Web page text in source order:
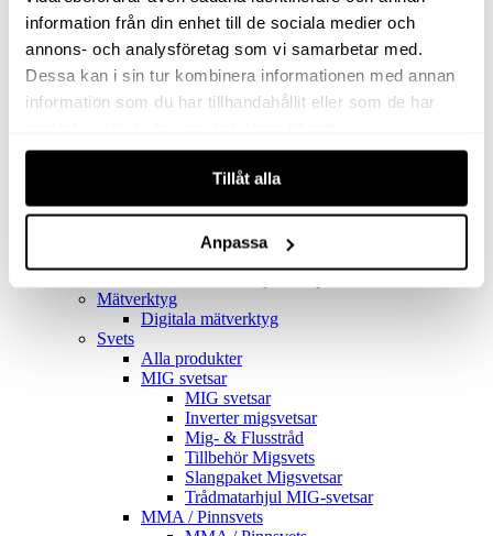
information från din enhet till de sociala medier och
annons- och analysföretag som vi samarbetar med.
Dessa kan i sin tur kombinera informationen med annan
information som du har tillhandahållit eller som de har
Tillåt alla
Anpassa
Golv- & Kombinationsmunstycke
Munstycke
Motor
Reservdelar dammsugare
Rör & handtag
Uppsamlingspåsar
Alla produkter
Mätverktyg
Digitala mätverktyg
Svets
Alla produkter
MIG svetsar
MIG svetsar
Inverter migsvetsar
Mig- & Flusstråd
Tillbehör Migsvets
Slangpaket Migsvetsar
Trådmatarhjul MIG-svetsar
MMA / Pinnsvets